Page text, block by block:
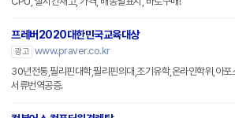
프레버2020대한민국교육대상
광고 www.praver.co.kr
30년전통,필리핀대학,필리핀의대,조기유학,온라인학위,아포
서류번역공증.